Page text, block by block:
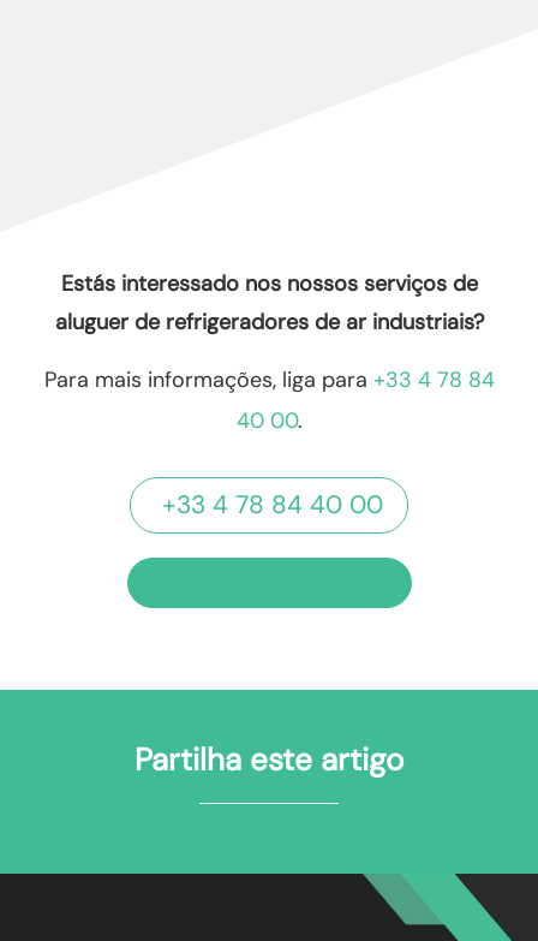
Estás interessado nos nossos serviços de
aluguer de refrigeradores de ar industriais?
Para mais informações, liga para +33 4 78 84
40 00.
+33 4 78 84 40 00
Partilha este artigo